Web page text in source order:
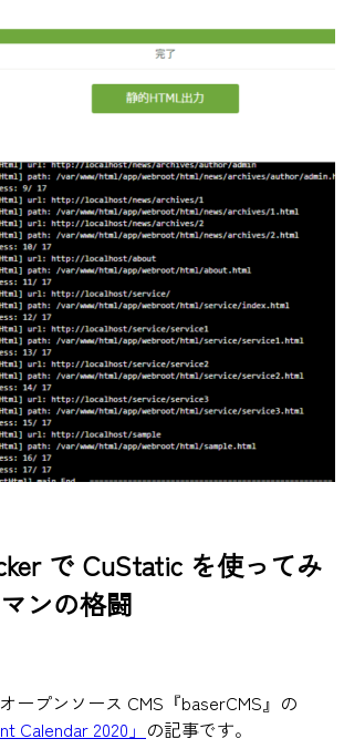
で CuStatic を使ってみ
ンの格闘
ープンソース CMS『baserCMS』の
Calendar 2020」 の記事です。